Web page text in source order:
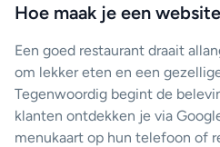
Hoe maak je een
Een goed restaurant draait
om lekker eten en een
Tegenwoordig begint de
klanten ontdekken je via
menukaart op hun telefoon of